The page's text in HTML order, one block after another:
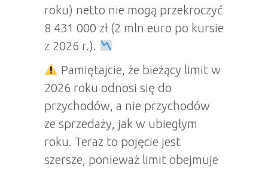
roku) netto nie mogą przekroczyć
8 431 000 zł (2 mln euro po kursie
z 2026 r.).
Pamiętajcie, że bieżący limit w
2026 roku odnosi się do
przychodów, a nie przychodów
ze sprzedaży, jak w ubiegłym
roku. Teraz to pojęcie jest
szersze, ponieważ limit obejmuje